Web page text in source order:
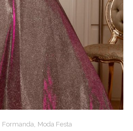
Formanda, Moda Festa